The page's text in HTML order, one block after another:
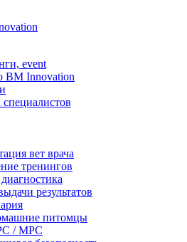
event
BM Innovation
вет врача
тренингов
результатов
питомцы
/ МРС